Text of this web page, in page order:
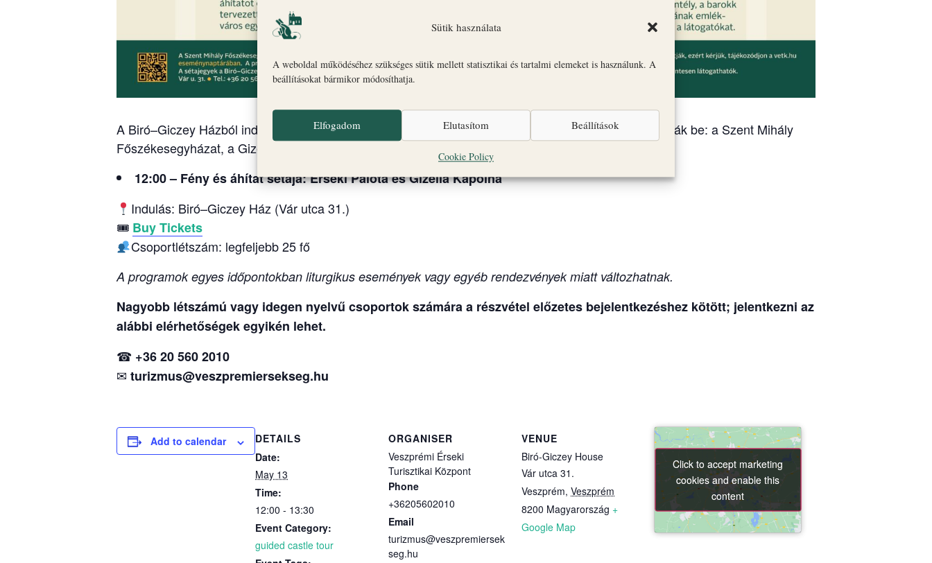
Sütik használata
A weboldal működéséhez szükséges sütik mellett statisztikai és tartalmi elemeket is használunk. A
beállításokat bármikor módosíthatja.
Elfogadom Elutasítom Beállítások
Cookie Policy
A Biró–Giczey Házból induló vezetett várséták a veszprémi Várnegyed legfontosabb látnivalóit mutatják be: a Szent Mihály
Főszékesegyházat, a Gizella Kápolnát, a Szent György Kápolnát és az Érseki Palotát.
12:00 – Fény és áhítat sétája: Érseki Palota és Gizella Kápolna
Indulás: Biró–Giczey Ház (Vár utca 31.)
🎟 Buy Tickets
Csoportlétszám: legfeljebb 25 fő
A programok egyes időpontokban liturgikus események vagy egyéb rendezvények miatt változhatnak.
Nagyobb létszámú vagy idegen nyelvű csoportok számára a részvétel előzetes bejelentkezéshez kötött; jelentkezni az
alábbi elérhetőségek egyikén lehet.
☎ +36 20 560 2010
✉ turizmus@veszpremiersekseg.hu
Add to calendar
DETAILS
Date:
May 13
Time:
12:00 - 13:30
Event Category:
guided castle tour
ORGANISER
Veszprémi Érseki
Turisztikai Központ
Phone
+36205602010
Email
turizmus@veszpremiersek
seg.hu
VENUE
Biró-Giczey House
Vár utca 31.
Veszprém, Veszprém
8200 Magyarország +
Google Map
Click to accept marketing
cookies and enable this
content
Click to accept marketing
cookies and enable this
content